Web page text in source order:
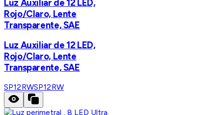
Luz Auxiliar de 12 LED,
Rojo/Claro, Lente
Transparente, SAE
Luz Auxiliar de 12 LED,
Rojo/Claro, Lente
Transparente, SAE
SP12RWSP12RW